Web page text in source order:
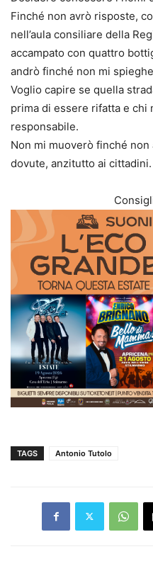
Finché non avrò risposte,
nell’aula consiliare della
accampato con quattro
andrò finché non mi
Voglio capire se quella
prima di essere rifatta e chi
responsabile.
Non mi muoverò finché
dovute, anzitutto ai cittadini.
TAGS Antonio Tutolo